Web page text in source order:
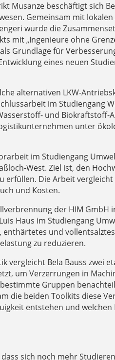
Musanze beschäftigt sich
Gemeinsam mit
wurde die
mit „Ingenieure ohne
Grundlage für
eines neuen
alternativen LKW-
im Studiengang
und
unter
im Studiengang
West. Ziel ist, den
Die Arbeit
und Kosten.
der HIM GmbH
Haus im Studiengang
und
zu reduzieren.
vergleicht Bela Bauss zwei
um Verzerrungen in
Gruppen
die beiden Toolkits diese
entstehen und
sich noch mehr